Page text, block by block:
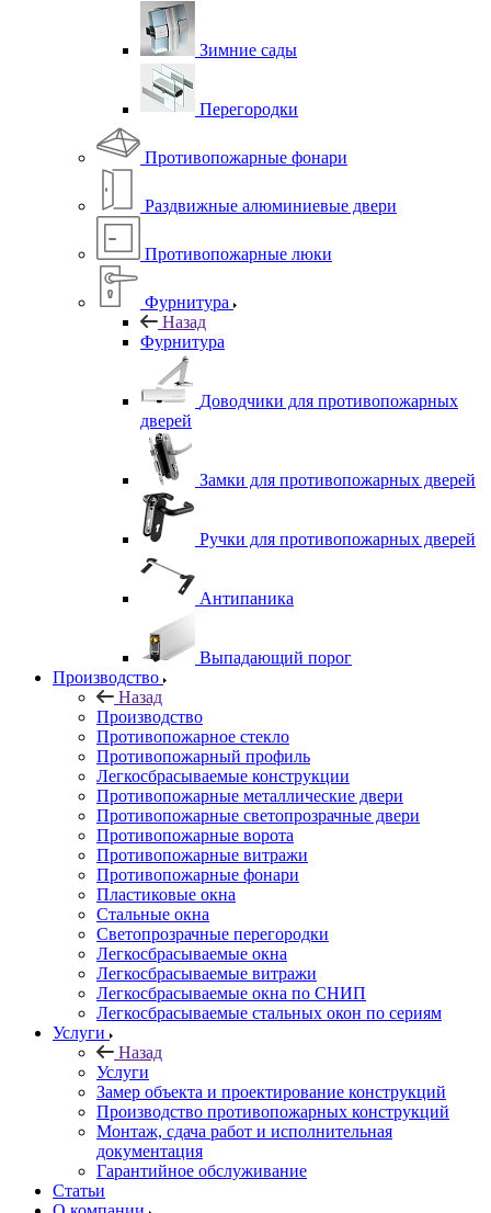
Зимние сады
Перегородки
Противопожарные фонари
Раздвижные алюминиевые двери
Противопожарные люки
Фурнитура
Назад
Фурнитура
Доводчики для противопожарных
дверей
Замки для противопожарных дверей
Ручки для противопожарных дверей
Антипаника
Выпадающий порог
Производство
Назад
Производство
Противопожарное стекло
Противопожарный профиль
Легкосбрасываемые конструкции
Противопожарные металлические двери
Противопожарные светопрозрачные двери
Противопожарные ворота
Противопожарные витражи
Противопожарные фонари
Пластиковые окна
Стальные окна
Светопрозрачные перегородки
Легкосбрасываемые окна
Легкосбрасываемые витражи
Легкосбрасываемые окна по СНИП
Легкосбрасываемые стальных окон по сериям
Услуги
Назад
Услуги
Замер объекта и проектирование конструкций
Производство противопожарных конструкций
Монтаж, сдача работ и исполнительная
документация
Гарантийное обслуживание
Статьи